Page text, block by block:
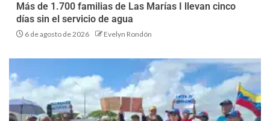
Más de 1.700 familias de Las Marías I llevan cinco
días sin el servicio de agua
6 de agosto de 2026 Evelyn Rondón